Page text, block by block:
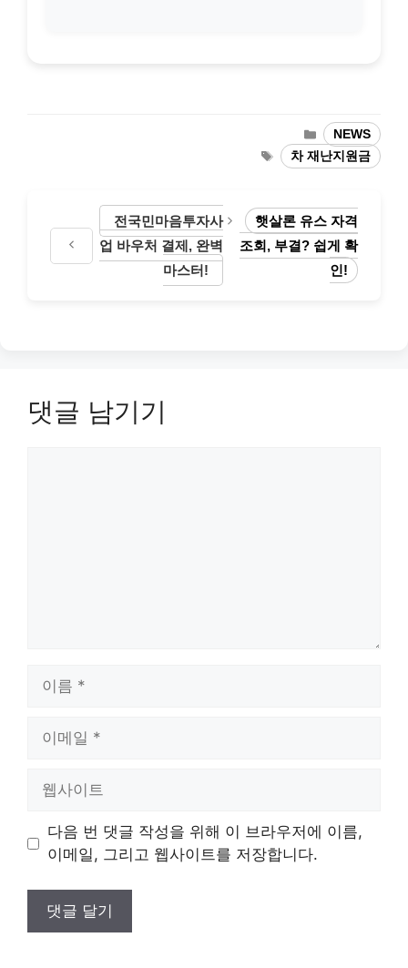
카
테
고
NEWS
태
그
차 재난지원금
전국민마음투자사
업 바우처 결제, 완벽
마스터!
햇살론 유스 자격
조회, 부결? 쉽게 확
인!
댓글 남기기
트
다음 번 댓글 작성을 위해 이 브라우저에 이름,
이메일, 그리고 웹사이트를 저장합니다.